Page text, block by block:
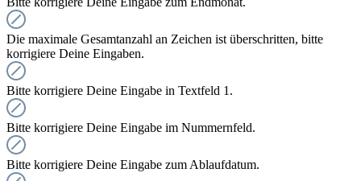
Die maximale Gesamtanzahl an Zeichen ist überschritten, bitte
korrigiere Deine Eingaben.
Bitte korrigiere Deine Eingabe in Textfeld 1.
Bitte korrigiere Deine Eingabe im Nummernfeld.
Bitte korrigiere Deine Eingabe zum Ablaufdatum.